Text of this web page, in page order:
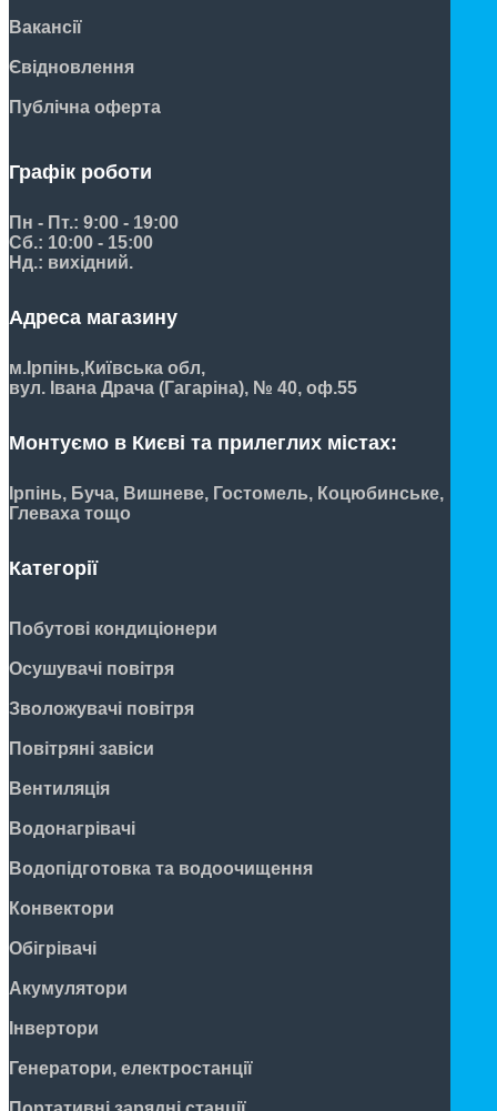
Вакансії
Євідновлення
Публічна оферта
Графік роботи
Пн - Пт.: 9:00 - 19:00
Сб.: 10:00 - 15:00
Нд.: вихідний.
Адреса магазину
м.Ірпінь,Київська обл,
вул. Івана Драча (Гагаріна), № 40, оф.55
Монтуємо в Києві та прилеглих містах:
Ірпінь, Буча, Вишневе, Гостомель, Коцюбинське,
Глеваха тощо
Категорії
Побутові кондиціонери
Осушувачі повітря
Зволожувачі повітря
Повітряні завіси
Вентиляція
Водонагрівачі
Водопідготовка та водоочищення
Конвектори
Обігрівачі
Акумулятори
Інвертори
Генератори, електростанції